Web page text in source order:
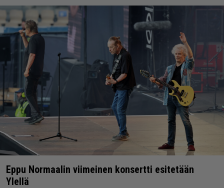
Eppu Normaalin viimeinen konsertti esitetään
Ylellä